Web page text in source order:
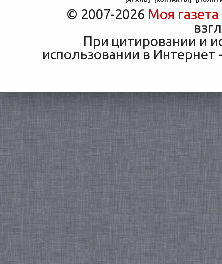
© 2007-2026 Моя газета
При цитировании и
использовании в Интернет